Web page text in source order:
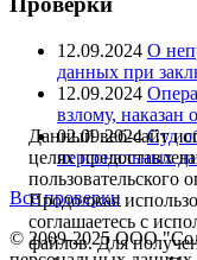
12.09.2024 О
данных при
12.09.2024
взлому, наказан
02.09.2024 Суд
персональных
Все проверки
© 2009-2025 ООО
Данный веб-сайт
целях
пользовательского
Продолжая
соглашаетесь с
файлов. Для